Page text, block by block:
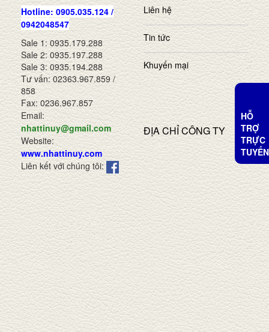
Hotline: 0905.035.124 /
0942048547
Sale 1: 0935.179.288
Sale 2: 0935.197.288
Sale 3: 0935.194.288
Tư vấn: 02363.967.859 /
858
Fax: 0236.967.857
Email:
nhattinuy@gmail.com
Website:
www.nhattinuy.com
Liên kết với chúng tôi:
Liên hệ
Tin tức
Khuyến mại
ĐỊA CHỈ CÔNG TY
HỖ
TRỢ
TRỰC
TUYẾN